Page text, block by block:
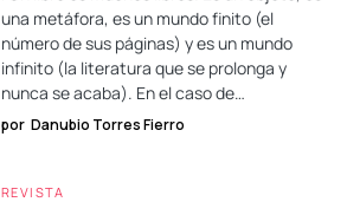
una metáfora, es un mundo finito (el
número de sus páginas) y es un mundo
infinito (la literatura que se prolonga y
nunca se acaba). En el caso de…
por Danubio Torres Fierro
REVISTA